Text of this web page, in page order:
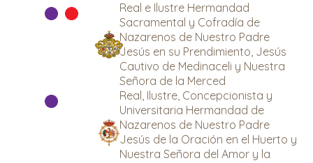
Real e Ilustre Hermandad
Sacramental y Cofradía de
Nazarenos de Nuestro Padre
Jesús en su Prendimiento, Jesús
Cautivo de Medinaceli y Nuestra
Señora de la Merced
Real, Ilustre, Concepcionista y
Universitaria Hermandad de
Nazarenos de Nuestro Padre
Jesús de la Oración en el Huerto y
Nuestra Señora del Amor y la